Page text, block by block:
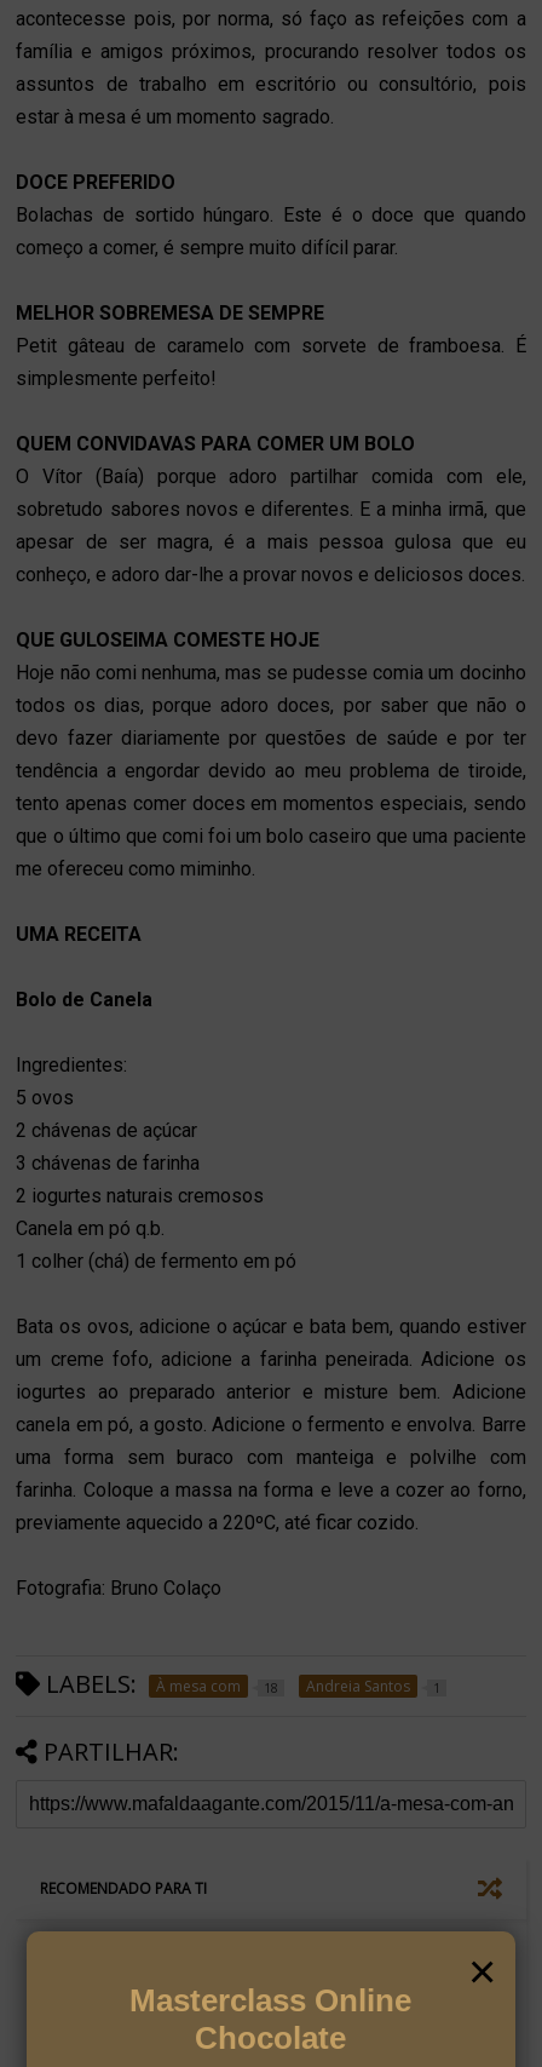
acontecesse pois, por norma, só faço as refeições com a
família e amigos próximos, procurando resolver todos os
assuntos de trabalho em escritório ou consultório, pois
estar à mesa é um momento sagrado.
DOCE PREFERIDO
Bolachas de sortido húngaro. Este é o doce que quando
começo a comer, é sempre muito difícil parar.
MELHOR SOBREMESA DE SEMPRE
Petit gâteau de caramelo com sorvete de framboesa. É
simplesmente perfeito!
QUEM CONVIDAVAS PARA COMER UM BOLO
O Vítor (Baía) porque adoro partilhar comida com ele,
sobretudo sabores novos e diferentes. E a minha irmã, que
apesar de ser magra, é a mais pessoa gulosa que eu
conheço, e adoro dar-lhe a provar novos e deliciosos doces.
QUE GULOSEIMA COMESTE HOJE
Hoje não comi nenhuma, mas se pudesse comia um docinho
todos os dias, porque adoro doces, por saber que não o
devo fazer diariamente por questões de saúde e por ter
tendência a engordar devido ao meu problema de tiroide,
tento apenas comer doces em momentos especiais, sendo
que o último que comi foi um bolo caseiro que uma paciente
me ofereceu como miminho.
UMA RECEITA
Bolo de Canela
Ingredientes:
5 ovos
2 chávenas de açúcar
3 chávenas de farinha
2 iogurtes naturais cremosos
Canela em pó q.b.
1 colher (chá) de fermento em pó
Bata os ovos, adicione o açúcar e bata bem, quando estiver
um creme fofo, adicione a farinha peneirada. Adicione os
iogurtes ao preparado anterior e misture bem. Adicione
canela em pó, a gosto. Adicione o fermento e envolva. Barre
uma forma sem buraco com manteiga e polvilhe com
farinha. Coloque a massa na forma e leve a cozer ao forno,
previamente aquecido a 220ºC, até ficar cozido.
Fotografia: Bruno Colaço
LABELS: À mesa com 18 Andreia Santos 1
PARTILHAR:
RECOMENDADO PARA TI
×
Masterclass Online
Chocolate